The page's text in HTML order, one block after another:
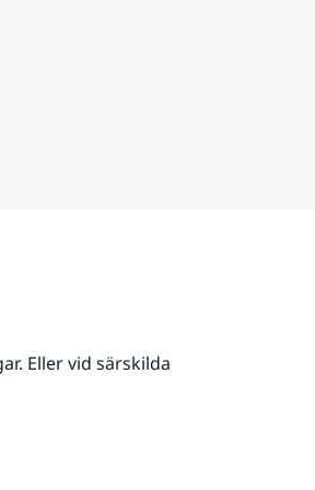
Eller vid särskilda